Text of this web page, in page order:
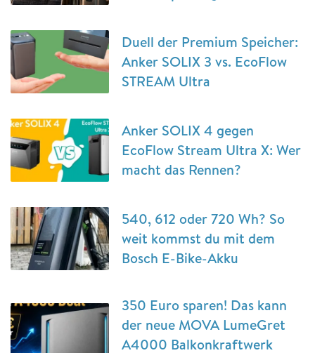
Duell der Premium Speicher:
Anker SOLIX 3 vs. EcoFlow
STREAM Ultra
Anker SOLIX 4 gegen
EcoFlow Stream Ultra X: Wer
macht das Rennen?
540, 612 oder 720 Wh? So
weit kommst du mit dem
Bosch E-Bike-Akku
350 Euro sparen! Das kann
der neue MOVA LumeGret
A4000 Balkonkraftwerk